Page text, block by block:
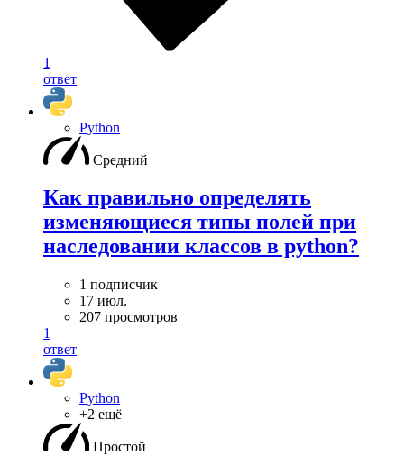
1
ответ
Python
Средний
Как правильно определять
изменяющиеся типы полей при
наследовании классов в python?
1 подписчик
17 июл.
207 просмотров
1
ответ
Python
+2 ещё
Простой